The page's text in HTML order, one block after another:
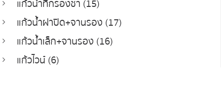
แก้วน้ำที่กรองชา (15)
แก้วน้ำฝาปิด+จานรอง (17)
แก้วน้ำเล็ก+จานรอง (16)
แก้วไวน์ (6)